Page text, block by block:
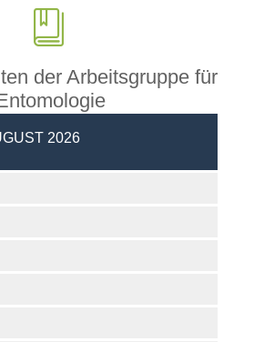
Rainberg
der Arbeitsgruppe für
2026